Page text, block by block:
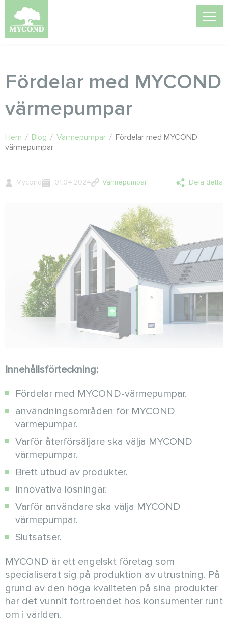
Fördelar med MYCOND
värmepumpar
Hem / Blog / Värmepumpar / Fördelar med MYCOND
värmepumpar
Mycond 01.04.2024 Värmepumpar Dela detta
Innehållsförteckning:
Fördelar med MYCOND-värmepumpar.
användningsområden för MYCOND
värmepumpar.
Varför återförsäljare ska välja MYCOND
värmepumpar.
Brett utbud av produkter.
Innovativa lösningar.
Varför användare ska välja MYCOND
värmepumpar.
Slutsatser.
MYCOND är ett engelskt företag som
specialiserat sig på produktion av utrustning. På
grund av den höga kvaliteten på sina produkter
har det vunnit förtroendet hos konsumenter runt
om i världen.